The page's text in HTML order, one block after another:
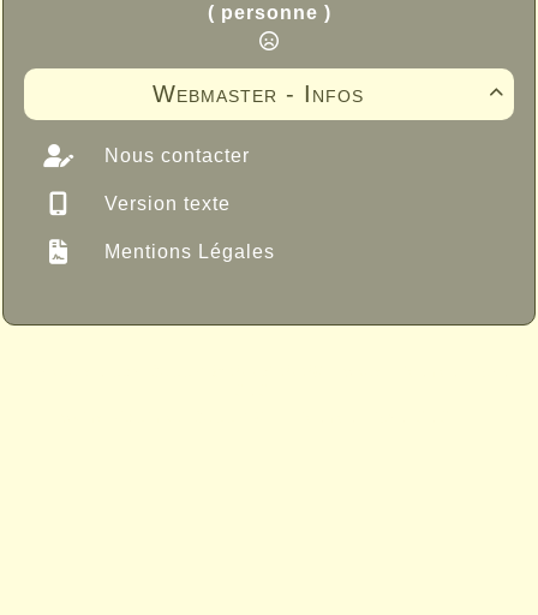
( personne )

Webmaster - Infos
Nous contacter
Version texte
Mentions Légales